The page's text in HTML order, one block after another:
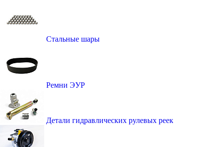
Стальные шары
Ремни ЭУР
Детали гидравлических рулевых реек